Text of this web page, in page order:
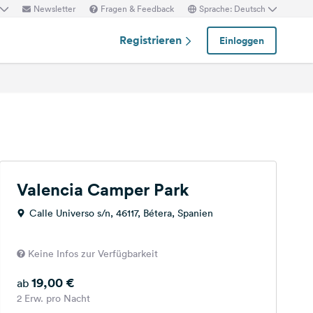
Newsletter Fragen & Feedback Sprache: Deutsch
Registrieren Einloggen
Valencia Camper Park
Calle Universo s/n, 46117, Bétera, Spanien
Keine Infos zur Verfügbarkeit
ab 19,00 €
2 Erw. pro Nacht